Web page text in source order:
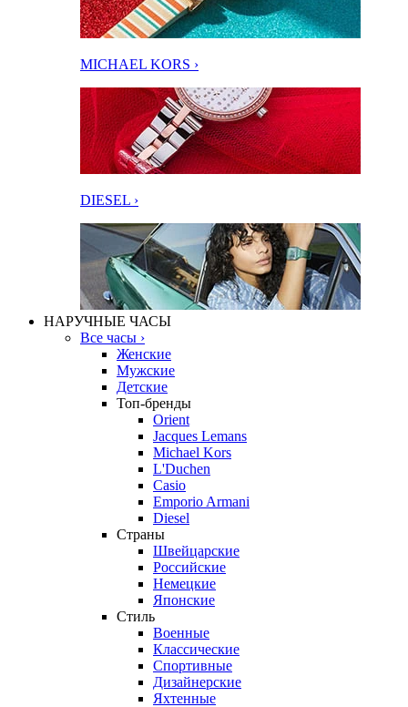
MICHAEL KORS ›
DIESEL ›
НАРУЧНЫЕ ЧАСЫ
Все часы ›
Женские
Мужские
Детские
Топ-бренды
Orient
Jacques Lemans
Michael Kors
L'Duchen
Casio
Emporio Armani
Diesel
Страны
Швейцарские
Российские
Немецкие
Японские
Стиль
Военные
Классические
Спортивные
Дизайнерские
Яхтенные